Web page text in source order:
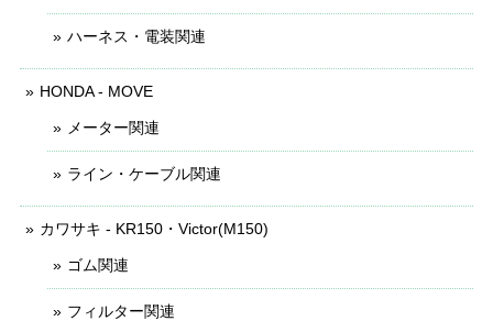
ハーネス・電装関連
HONDA - MOVE
メーター関連
ライン・ケーブル関連
カワサキ - KR150・Victor(M150)
ゴム関連
フィルター関連